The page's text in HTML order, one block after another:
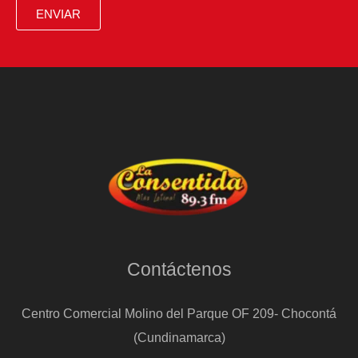
música
ENVIAR
Contáctenos
Centro Comercial Molino del Parque OF 209- Chocontá
(Cundinamarca)